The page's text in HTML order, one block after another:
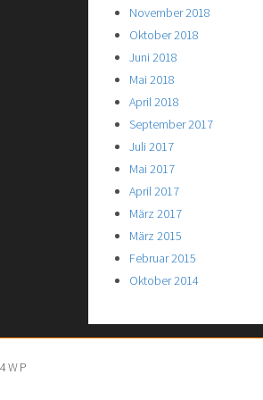
November 2018
Oktober 2018
Juni 2018
Mai 2018
April 2018
September 2017
Juli 2017
Mai 2017
April 2017
März 2017
März 2015
Februar 2015
Oktober 2014